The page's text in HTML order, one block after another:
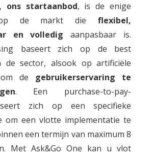
ons startaanbod, is de enige
op de markt dieflexibel,
en volledig aanpasbaar is.
baseert zich op de best
de sector, alsook op artificiële
de gebruikerservaring te
. Een purchase-to-pay-
zich op een specifieke
om een vlotte implementatie te
een termijn van maximum 8
Met Ask&Go One kan u vlot